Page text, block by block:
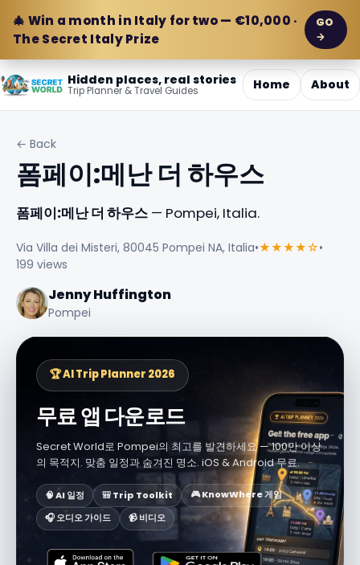
🎄 Win a month in Italy for two — €10,000 ·
The Secret Italy Prize
GO
→
Hidden places, real stories
Trip Planner & Travel Guides Home About
← Back
폼페이:메난 더 하우스
폼페이:메난 더 하우스 — Pompei, Italia.
Via Villa dei Misteri, 80045 Pompei NA, Italia•★★★★☆•
199 views
Jenny Huffington
Pompei
🏆 AI Trip Planner 2026
무료 앱 다운로드
Secret World로 Pompei의 최고를 발견하세요 — 100만 이상
의 목적지. 맞춤 일정과 숨겨진 명소. iOS & Android 무료.
🧠 AI 일정 🎒 Trip Toolkit
🎮 KnowWhere 게임
🎧 오디오 가이드
📹 비디오